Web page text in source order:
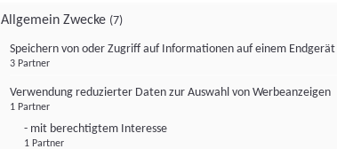
Allgemein Zwecke (7)
Speichern von oder Zugriff auf Informationen auf einem Endgerät
3 Partner
Verwendung reduzierter Daten zur Auswahl von Werbeanzeigen
1 Partner
- mit berechtigtem Interesse
1 Partner